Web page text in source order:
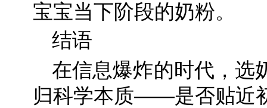
宝宝当下阶段的奶粉。
结语
在信息爆炸的时代，选
归科学本质——是否贴近